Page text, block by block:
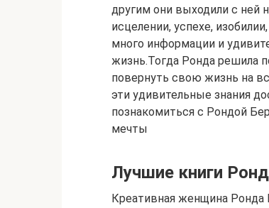
другим они выходили с ней
исцелении, успехе,
много информации и
жизнь.Тогда Ронда решила
повернуть свою жизнь на
эти удивительные знания
познакомиться с Рондой
мечты
Лучшие книги
Креативная женщина Ронда